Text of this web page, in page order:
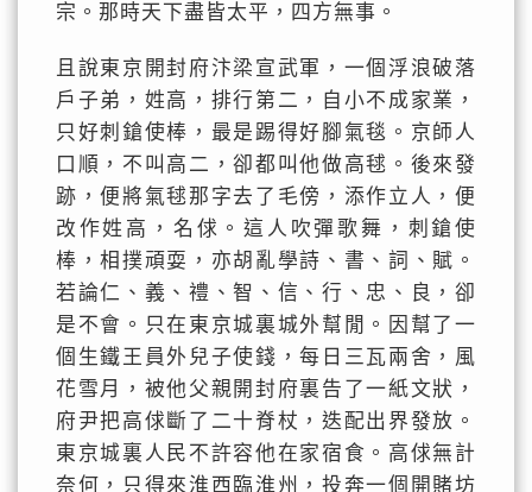
宗。那時天下盡皆太平，四方無事。
且說東京開封府汴梁宣武軍，一個浮浪破落
戶子弟，姓高，排行第二，自小不成家業，
只好刺鎗使棒，最是踢得好腳氣毯。京師人
口順，不叫高二，卻都叫他做高毬。後來發
跡，便將氣毬那字去了毛傍，添作立人，便
改作姓高，名俅。這人吹彈歌舞，刺鎗使
棒，相撲頑耍，亦胡亂學詩、書、詞、賦。
若論仁、義、禮、智、信、行、忠、良，卻
是不會。只在東京城裏城外幫閒。因幫了一
個生鐵王員外兒子使錢，每日三瓦兩舍，風
花雪月，被他父親開封府裏告了一紙文狀，
府尹把高俅斷了二十脊杖，迭配出界發放。
東京城裏人民不許容他在家宿食。高俅無計
奈何，只得來淮西臨淮州，投奔一個開賭坊